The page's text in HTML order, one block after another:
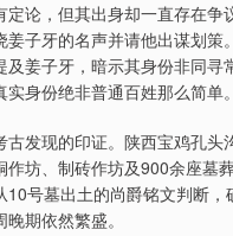
定论，但其出身却一直存在
姜子牙的名声并请他出谋划
及姜子牙，暗示其身份非同
身份绝非普通百姓那么简单。
古发现的印证。陕西宝鸡孔
作坊、制砖作坊及900余座墓
10号墓出土的尚爵铭文判断
期依然繁盛。